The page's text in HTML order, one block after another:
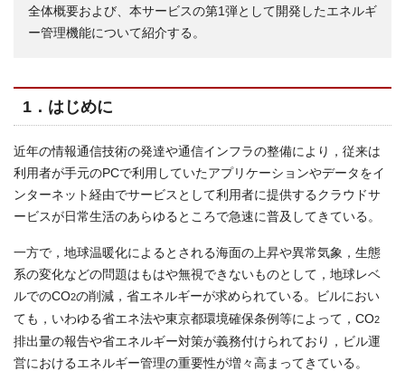
全体概要および、本サービスの第1弾として開発したエネルギ
ー管理機能について紹介する。
1．はじめに
近年の情報通信技術の発達や通信インフラの整備により，従来は
利用者が手元のPCで利用していたアプリケーションやデータをイ
ンターネット経由でサービスとして利用者に提供するクラウドサ
ービスが日常生活のあらゆるところで急速に普及してきている。
一方で，地球温暖化によるとされる海面の上昇や異常気象，生態
系の変化などの問題はもはや無視できないものとして，地球レベ
ルでのCO2の削減，省エネルギーが求められている。ビルにおい
ても，いわゆる省エネ法や東京都環境確保条例等によって，CO2
排出量の報告や省エネルギー対策が義務付けられており，ビル運
営におけるエネルギー管理の重要性が増々高まってきている。